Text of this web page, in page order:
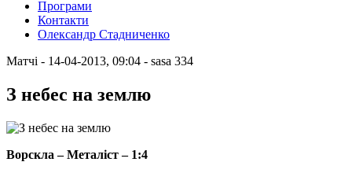
Програми
Контакти
Олександр Стадниченко
Матчі - 14-04-2013, 09:04 - sasa 334
З небес на землю
Ворскла – Металіст – 1:4